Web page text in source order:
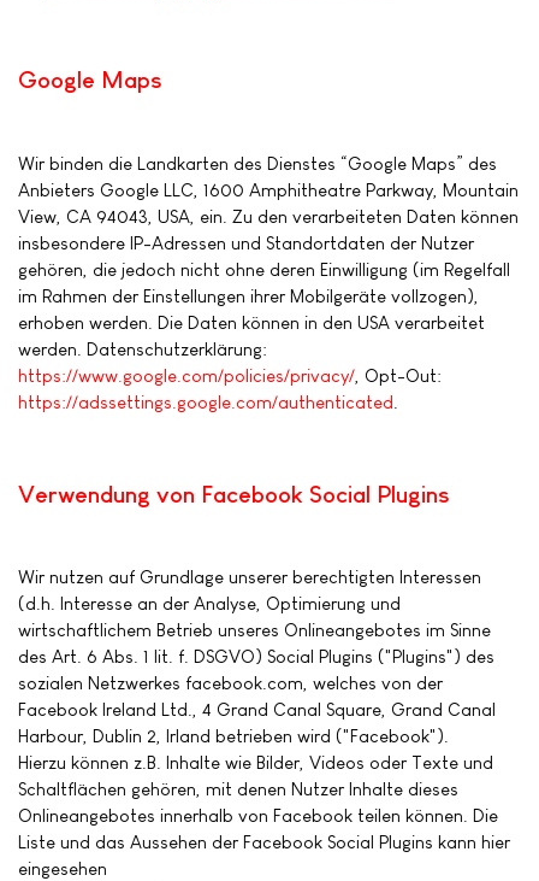
Google Maps
Wir binden die Landkarten des Dienstes “Google Maps” des
Anbieters Google LLC, 1600 Amphitheatre Parkway, Mountain
View, CA 94043, USA, ein. Zu den verarbeiteten Daten können
insbesondere IP-Adressen und Standortdaten der Nutzer
gehören, die jedoch nicht ohne deren Einwilligung (im Regelfall
im Rahmen der Einstellungen ihrer Mobilgeräte vollzogen),
erhoben werden. Die Daten können in den USA verarbeitet
werden. Datenschutzerklärung:
https://www.google.com/policies/privacy/ , Opt-Out:
https://adssettings.google.com/authenticated
Verwendung von Facebook Social Plugins
Wir nutzen auf Grundlage unserer berechtigten Interessen
(d.h. Interesse an der Analyse, Optimierung und
wirtschaftlichem Betrieb unseres Onlineangebotes im Sinne
des Art. 6 Abs. 1 lit. f. DSGVO) Social Plugins ("Plugins") des
sozialen Netzwerkes facebook.com, welches von der
Facebook Ireland Ltd., 4 Grand Canal Square, Grand Canal
Harbour, Dublin 2, Irland betrieben wird ("Facebook").
Hierzu können z.B. Inhalte wie Bilder, Videos oder Texte und
Schaltflächen gehören, mit denen Nutzer Inhalte dieses
Onlineangebotes innerhalb von Facebook teilen können. Die
Liste und das Aussehen der Facebook Social Plugins kann hier
eingesehen